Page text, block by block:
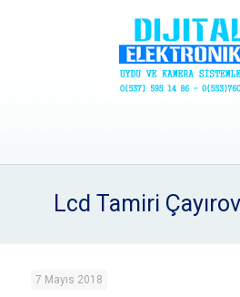
Lcd Tamiri
7 Mayıs 2018